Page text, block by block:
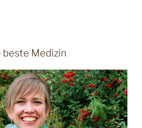
beste Medizin